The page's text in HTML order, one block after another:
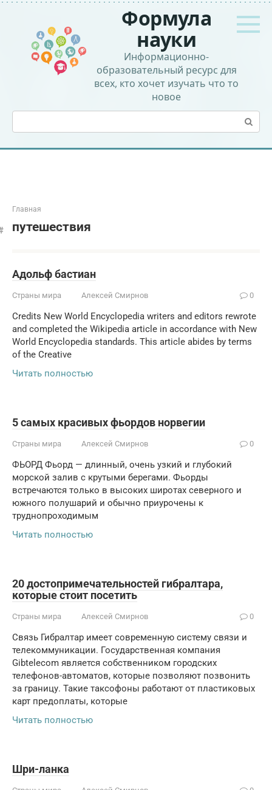
Перейти
контенту
Формула
науки
Информационно-
образовательный ресурс для
всех, кто хочет изучать что то
новое
Поиск:
Главная
путешествия
Адольф бастиан
Страны мира Алексей Смирнов 0
Credits New World Encyclopedia writers and editors rewrote
and completed the Wikipedia article in accordance with New
World Encyclopedia standards. This article abides by terms
of the Creative
Читать полностью
5 самых красивых фьордов норвегии
Страны мира Алексей Смирнов 0
ФЬОРД Фьорд — длинный, очень узкий и глубокий
морской залив с крутыми берегами. Фьорды
встречаются только в высоких широтах северного и
южного полушарий и обычно приурочены к
труднопроходимым
Читать полностью
20 достопримечательностей гибралтара,
которые стоит посетить
Страны мира Алексей Смирнов 0
Связь Гибралтар имеет современную систему связи и
телекоммуникации. Государственная компания
Gibtelecom является собственником городских
телефонов-автоматов, которые позволяют позвонить
за границу. Такие таксофоны работают от пластиковых
карт предоплаты, которые
Читать полностью
Шри-ланка